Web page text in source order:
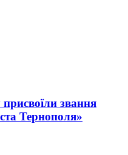
звання
Тернополя»